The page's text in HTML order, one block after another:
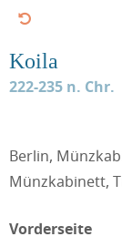
Koila
222-235 n. Chr.
Berlin,
Münzkabinett,
Vorderseite